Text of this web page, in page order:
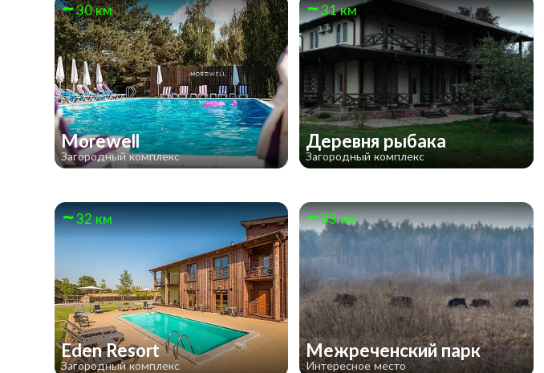
30 км
Morewell
Загородный комплекс
31 км
Деревня рыбака
Загородный комплекс
32 км
Eden Resort
Загородный комплекс
33 км
Межреченский парк
Интересное место